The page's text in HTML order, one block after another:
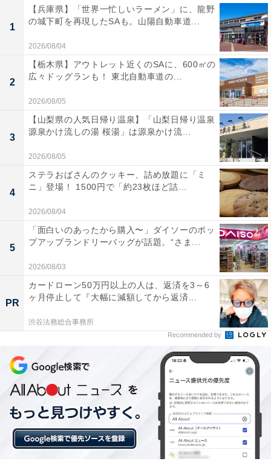
1
【兵庫県】「世界一忙しいラーメン」に、龍野
の城下町を再現したSAも。山陽自動車道...
2026/08/04
2
【栃木県】アウトレット近くのSAに、600㎡の
広々ドッグランも！ 東北自動車道の...
2026/08/05
3
【山梨県の人気日帰り温泉】「山梨日帰り温泉
源泉かけ流しの湯 桜湯」は源泉かけ流...
2026/08/05
4
ステラおばさんのクッキー、詰め放題に「ミ
ニ」登場！ 1500円で「約23枚ほど詰...
2026/08/04
5
「面白いのあったから購入〜」ダイソーのポッ
プアップランドリーバッグが話題。“さま...
2026/08/03
PR
カードローン50万円以上の人は、返済を3～6
ヶ月停止して『大幅に減額してから返済...
渋谷法務総合事務所
Recommended by